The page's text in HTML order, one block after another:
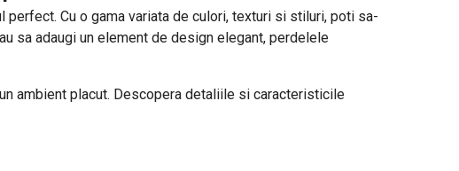
Cu o gama variata de culori, texturi si stiluri, poti sa-
sa adaugi un element de design elegant, perdelele
ambient placut. Descopera detaliile si caracteristicile